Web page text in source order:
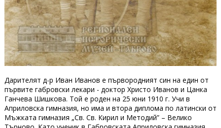
Дарителят д-р Иван Иванов е първородният син на един от
първите габровски лекари - доктор Христо Иванов и Цанка
Ганчева Шишкова. Той е роден на 25 юни 1910 г. Учи в
Априловска гимназия, но има и втора диплома по латински от
Мъжката гимназия „Св. Св. Кирил и Методий” – Велико